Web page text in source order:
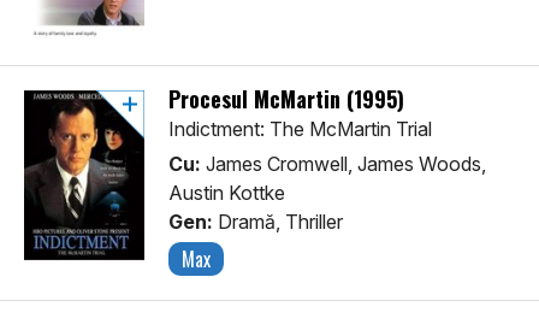
Procesul McMartin (1995)
Indictment: The McMartin Trial
Cu: James Cromwell, James Woods,
Austin Kottke
Gen: Dramă, Thriller
Max